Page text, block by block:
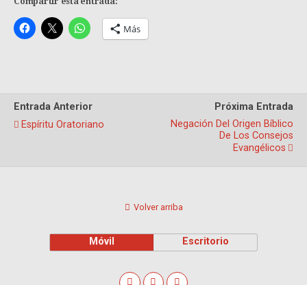
Más
Entrada Anterior
Espíritu Oratoriano
Próxima Entrada
Negación Del Origen Bíblico
De Los Consejos
Evangélicos
Volver arriba
Móvil Escritorio